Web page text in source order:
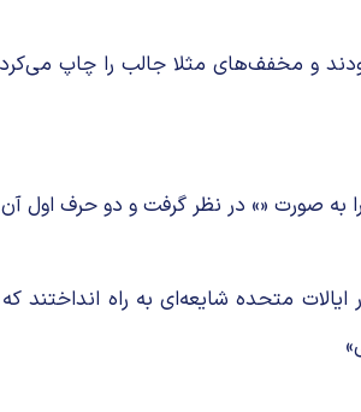
کاری راشروع کرده بودند و مخفف‌های
متحده شایعه‌ای به‌ راه انداختند